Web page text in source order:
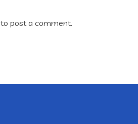
to post a comment.